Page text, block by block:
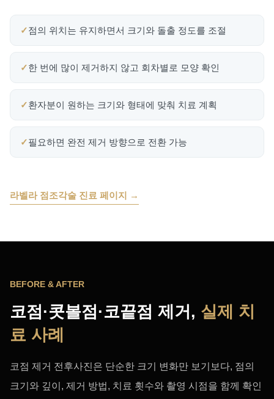
점의 위치는 유지하면서 크기와 돌출 정도를 조절
한 번에 많이 제거하지 않고 회차별로 모양 확인
환자분이 원하는 크기와 형태에 맞춰 치료 계획
필요하면 완전 제거 방향으로 전환 가능
라벨라 점조각술 진료 페이지
BEFORE & AFTER
코점·콧볼점·코끝점 제거, 실제 치
료 사례
코점 제거 전후사진은 단순한 크기 변화만 보기보다, 점의
크기와 깊이, 제거 방법, 치료 횟수와 촬영 시점을 함께 확인